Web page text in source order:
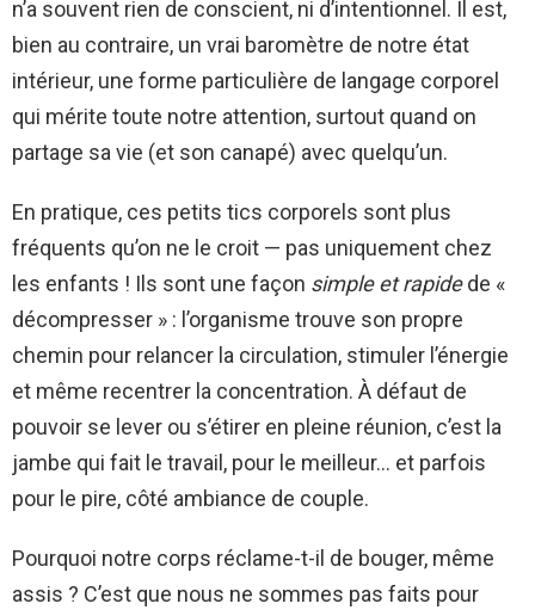
n’a souvent rien de conscient, ni d’intentionnel. Il est,
bien au contraire, un vrai baromètre de notre état
intérieur, une forme particulière de langage corporel
qui mérite toute notre attention, surtout quand on
partage sa vie (et son canapé) avec quelqu’un.
En pratique, ces petits tics corporels sont plus
fréquents qu’on ne le croit — pas uniquement chez
les enfants ! Ils sont une façon simple et rapidede «
décompresser » : l’organisme trouve son propre
chemin pour relancer la circulation, stimuler l’énergie
et même recentrer la concentration. À défaut de
pouvoir se lever ou s’étirer en pleine réunion, c’est la
jambe qui fait le travail, pour le meilleur… et parfois
pour le pire, côté ambiance de couple.
Pourquoi notre corps réclame-t-il de bouger, même
assis ? C’est que nous ne sommes pas faits pour